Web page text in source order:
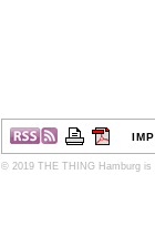
© 2019 THE THING Hamburg is